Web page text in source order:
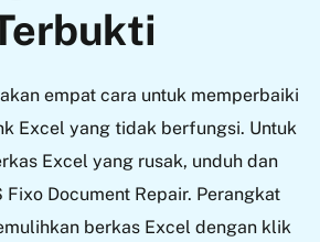
empat cara untuk memperbaiki
Excel yang tidak berfungsi. Untuk
Excel yang rusak, unduh dan
Fixo Document Repair. Perangkat
berkas Excel dengan klik